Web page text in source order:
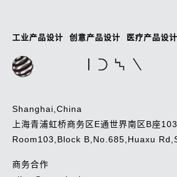
工业产品设计 创意产品设计 医疗产品设计
Shanghai,China
上海青浦虹桥商务区E通世界南区B座
Room103,Block B,No.685,Huaxu
商务合作